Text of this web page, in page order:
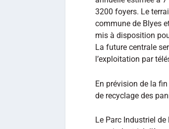
3200 foyers. Le
commune de Blyes
mis à disposition
La future centrale
l’exploitation par
En prévision de la
de recyclage des
Le Parc Industriel de